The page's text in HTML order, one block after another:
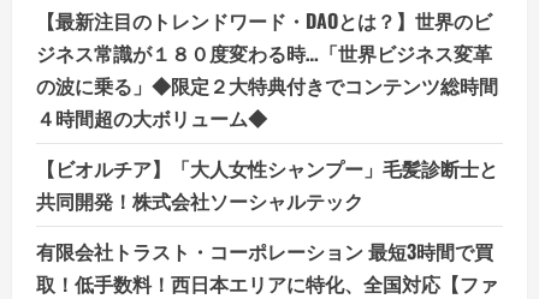
【最新注目のトレンドワード・DAOとは？】世界のビ
ジネス常識が１８０度変わる時…「世界ビジネス変革
の波に乗る」◆限定２大特典付きでコンテンツ総時間
４時間超の大ボリューム◆
【ビオルチア】「大人女性シャンプー」毛髪診断士と
共同開発！株式会社ソーシャルテック
有限会社トラスト・コーポレーション 最短3時間で買
取！低手数料！西日本エリアに特化、全国対応【ファ